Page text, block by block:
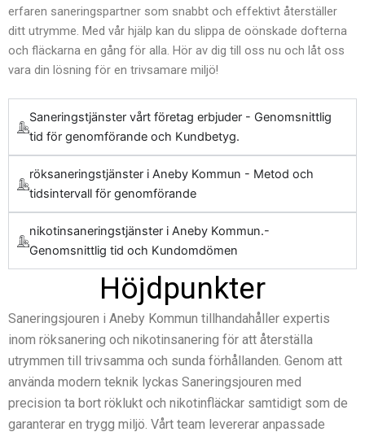
erfaren saneringspartner som snabbt och effektivt återställer
ditt utrymme. Med vår hjälp kan du slippa de oönskade dofterna
och fläckarna en gång för alla. Hör av dig till oss nu och låt oss
vara din lösning för en trivsamare miljö!
Saneringstjänster vårt företag erbjuder - Genomsnittlig
tid för genomförande och Kundbetyg.
röksaneringstjänster i Aneby Kommun - Metod och
tidsintervall för genomförande
nikotinsaneringstjänster i Aneby Kommun.-
Genomsnittlig tid och Kundomdömen
Höjdpunkter
Saneringsjouren i Aneby Kommun tillhandahåller expertis
inom röksanering och nikotinsanering för att återställa
utrymmen till trivsamma och sunda förhållanden. Genom att
använda modern teknik lyckas Saneringsjouren med
precision ta bort röklukt och nikotinfläckar samtidigt som de
garanterar en trygg miljö. Vårt team levererar anpassade